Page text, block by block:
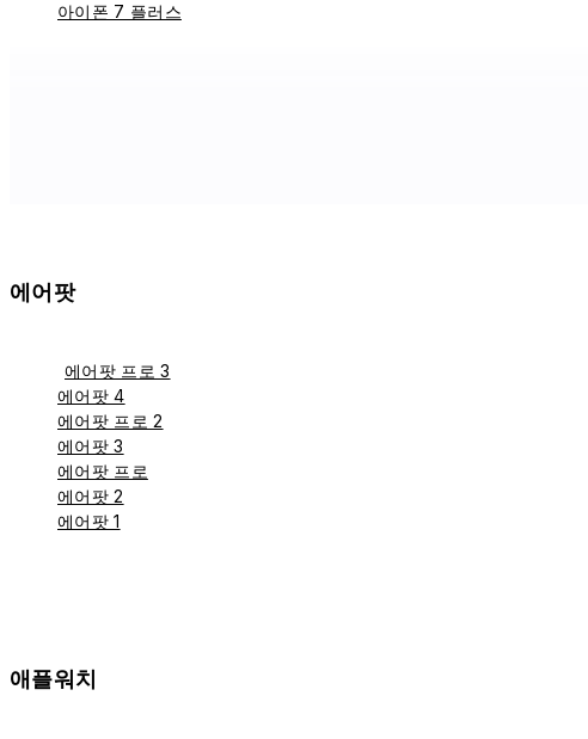
아이폰 7 플러스
에어팟
에어팟 프로 3
에어팟 4
에어팟 프로 2
에어팟 3
에어팟 프로
에어팟 2
에어팟 1
애플워치